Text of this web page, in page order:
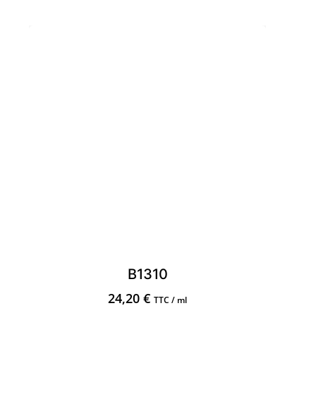
B1310
24,20 € TTC / ml